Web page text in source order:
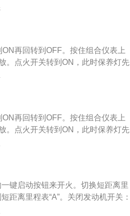
秒，再亮起1秒后熄灭，就可以将复
1480mm，轴距为2700mm。外观方
加时尚运动，上进气格栅弱化成一
组采用更为锋利的造型，内部结构
再回转到OFF。按住组合仪表上
。点火开关转到ON，此时保养灯先
按钮，归零完成。点火开关转到O
作用。如果车主更换了相关零件，
。如果车主更换了相关配件，但是
下次更换汽车配件带来麻烦，不能
再回转到OFF。按住组合仪表上
。点火开关转到ON，此时保养灯先
按钮，归零完成。点火开关转到O
作用。如果车主更换了相关零件，
。如果车主更换相关配件，但是没
次更换汽车配件带来麻烦，不能准
键启动按钮来开火。切换短距离里
距离里程表“A”。关闭发动机开关：
短距离里程表复位按钮时，将发动